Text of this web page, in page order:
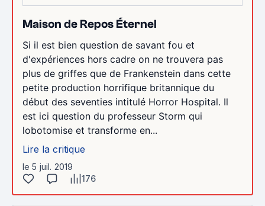
Maison de Repos Éternel
Si il est bien question de savant fou et
d'expériences hors cadre on ne trouvera pas
plus de griffes que de Frankenstein dans cette
petite production horrifique britannique du
début des seventies intitulé Horror Hospital. Il
est ici question du professeur Storm qui
lobotomise et transforme en...
Lire la critique
le 5 juil. 2019
176